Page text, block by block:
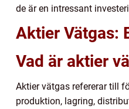
de är en intressant
Aktier Vätgas:
Vad är aktier
Aktier vätgas refererar till
produktion, lagring,